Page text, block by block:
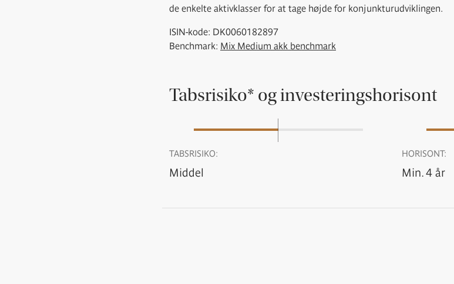
de enkelte aktivklasser for at tage højde for konjunkturudviklingen.
ISIN-kode: DK0060182897
Benchmark: Mix Medium akk benchmark
Tabsrisiko* og investeringshorisont
TABSRISIKO:
Middel
HORISONT:
Min. 4 år